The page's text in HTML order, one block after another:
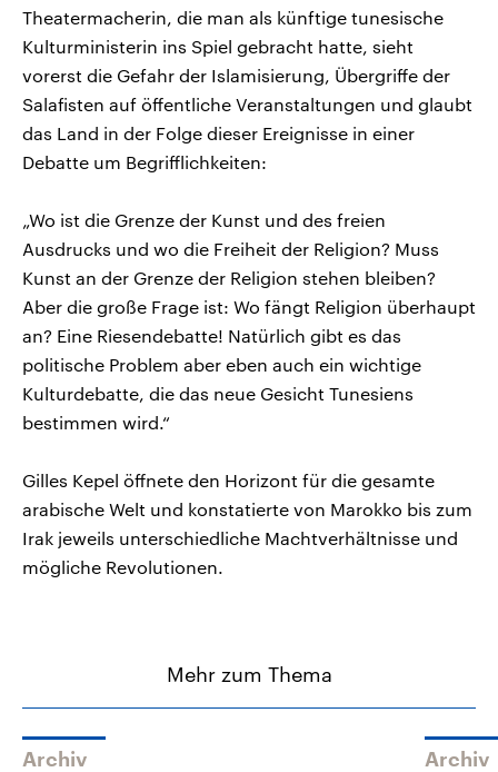
Theatermacherin, die man als künftige tunesische
Kulturministerin ins Spiel gebracht hatte, sieht
vorerst die Gefahr der Islamisierung, Übergriffe der
Salafisten auf öffentliche Veranstaltungen und glaubt
das Land in der Folge dieser Ereignisse in einer
Debatte um Begrifflichkeiten:
„Wo ist die Grenze der Kunst und des freien
Ausdrucks und wo die Freiheit der Religion? Muss
Kunst an der Grenze der Religion stehen bleiben?
Aber die große Frage ist: Wo fängt Religion überhaupt
an? Eine Riesendebatte! Natürlich gibt es das
politische Problem aber eben auch ein wichtige
Kulturdebatte, die das neue Gesicht Tunesiens
bestimmen wird.“
Gilles Kepel öffnete den Horizont für die gesamte
arabische Welt und konstatierte von Marokko bis zum
Irak jeweils unterschiedliche Machtverhältnisse und
mögliche Revolutionen.
Mehr zum Thema
Archiv Archiv